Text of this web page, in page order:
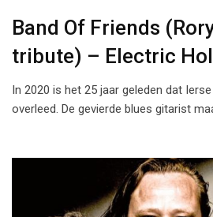
Band Of Friends
tribute) – Electric
In 2020 is het 25 jaar geleden dat
overleed. De gevierde blues gitarist